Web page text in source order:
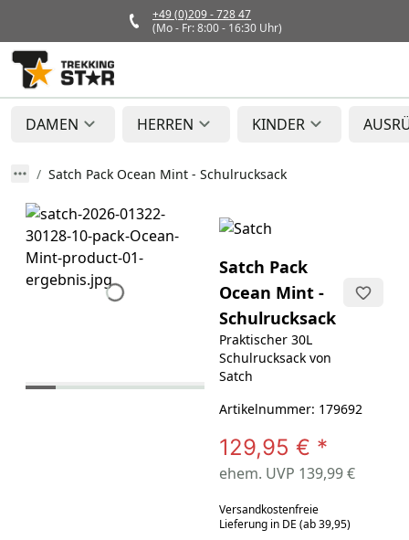
+49 (0)209 - 728 47
(Mo - Fr: 8:00 - 16:30 Uhr)
DAMEN HERREN KINDER
Satch Pack Ocean Mint - Schulrucksack
Satch Pack
Ocean Mint -
Schulrucksack
Praktischer 30L
Schulrucksack von
Satch
Artikelnummer: 179692
129,95 € *
ehem. UVP 139,99 €
Versandkostenfreie
Lieferung in DE (ab 39,95)